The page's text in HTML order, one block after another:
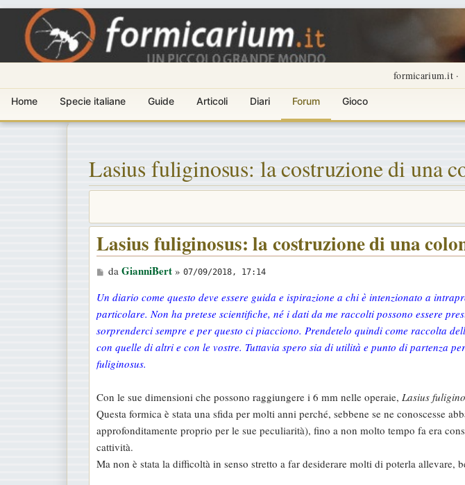
formicarium.it ·
Home Specie italiane Guide Articoli Diari Forum Gioco
Lasius fuliginosus: la costruzione di una
Lasius fuliginosus: la costruzione di una
M
s
s
a
g
g
o
da GianniBert» 07/09/2018, 17:14
Un diario come questo deve essere guida e ispirazione a chi è intenzionato a
particolare. Non ha pretese scientifiche, né i dati da me raccolti possono essere
sorprenderci sempre e per questo ci piacciono. Prendetelo quindi come raccolta
con quelle di altri e con le vostre. Tuttavia spero sia di utilità e punto di partenza
fuliginosus.
Con le sue dimensioni che possono raggiungere i 6 mm nelle operaie, Lasius
Questa formica è stata una sfida per molti anni perché, sebbene se ne conoscesse
approfonditamente proprio per le sue peculiarità), fino a non molto tempo fa era
cattività.
Ma non è stata la difficoltà in senso stretto a far desiderare molti di poterla allevare,